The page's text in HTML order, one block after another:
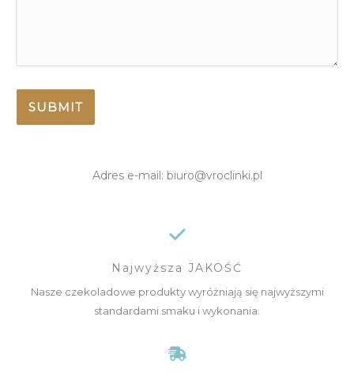
SUBMIT
Adres e-mail: biuro@vroclinki.pl
Najwyższa JAKOŚĆ
Nasze czekoladowe produkty wyróżniają się najwyższymi
standardami smaku i wykonania.